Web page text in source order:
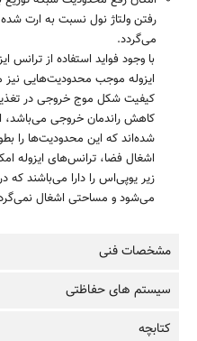
رفتن ولتاژ نول نسبت به ارت
می‌گردد.
با وجود فواید استفاده از ترانس
ایزوله موجب محدودیت‌هایی
کیفیت شکل موج خروجی در
کاهش راندمان خروجی می‌باشد،
شده‌اند که این محدودیت‌ها را
اشغال فضا، ترانس‌های ایزوله
زیر یوپی‌اس را دارا می‌باشند که
می‌شود و مساحتی اشغال
مشخصات فنی
سیستم های حفاظتی
کتابچه